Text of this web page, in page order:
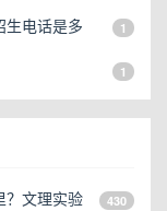
生电话是多
1
1
？文理实验
430